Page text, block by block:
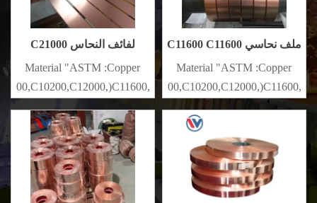
لفائف النحاس C21000
C21000
Material "ASTM :Copper
{#$$^}
ملف نحاسي C11600 C11600
Material "ASTM :Copper
(C10200,C11000,C10100,C10200,C12000,)C11600,